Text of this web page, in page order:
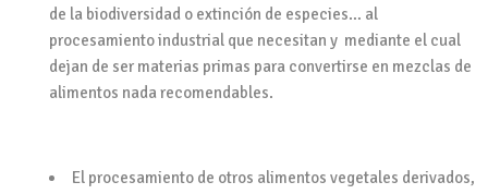
de la biodiversidad o extinción de especies… al
procesamiento industrial que necesitan y mediante el cual
dejan de ser materias primas para convertirse en mezclas de
alimentos nada recomendables.
El procesamiento de otros alimentos vegetales derivados,